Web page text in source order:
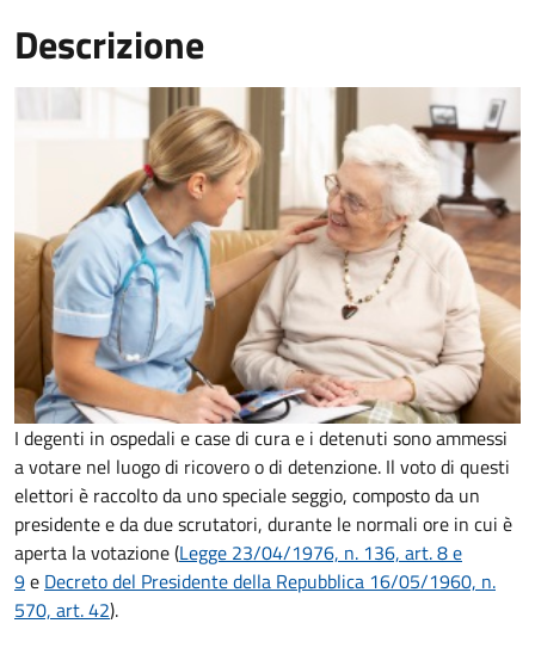
Descrizione
I degenti in ospedali e case di cura e i detenuti sono ammessi
a votare nel luogo di ricovero o di detenzione. Il voto di questi
elettori è raccolto da uno speciale seggio, composto da un
presidente e da due scrutatori, durante le normali ore in cui è
aperta la votazione (Legge 23/04/1976, n. 136, art. 8 e
9e Decreto del Presidente della Repubblica 16/05/1960, n.
570, art. 42).